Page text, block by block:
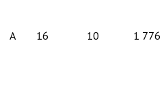
A 16 10 1 776